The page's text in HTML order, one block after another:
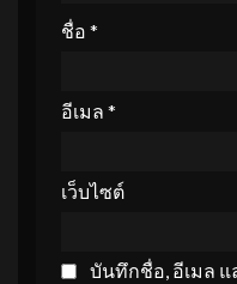
ชื่อ *
อีเมล *
เว็บไซต์
บันทึกชื่อ, อีเมล